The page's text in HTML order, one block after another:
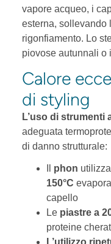
vapore acqueo, i
esterna, sollevando
rigonfiamento. Lo
piovose autunnali o
Calore
di styling
L’uso di strumenti
adeguata
di danno strutturale:
phon
150°C
capello
Le piastre a
proteine
L’utilizzo